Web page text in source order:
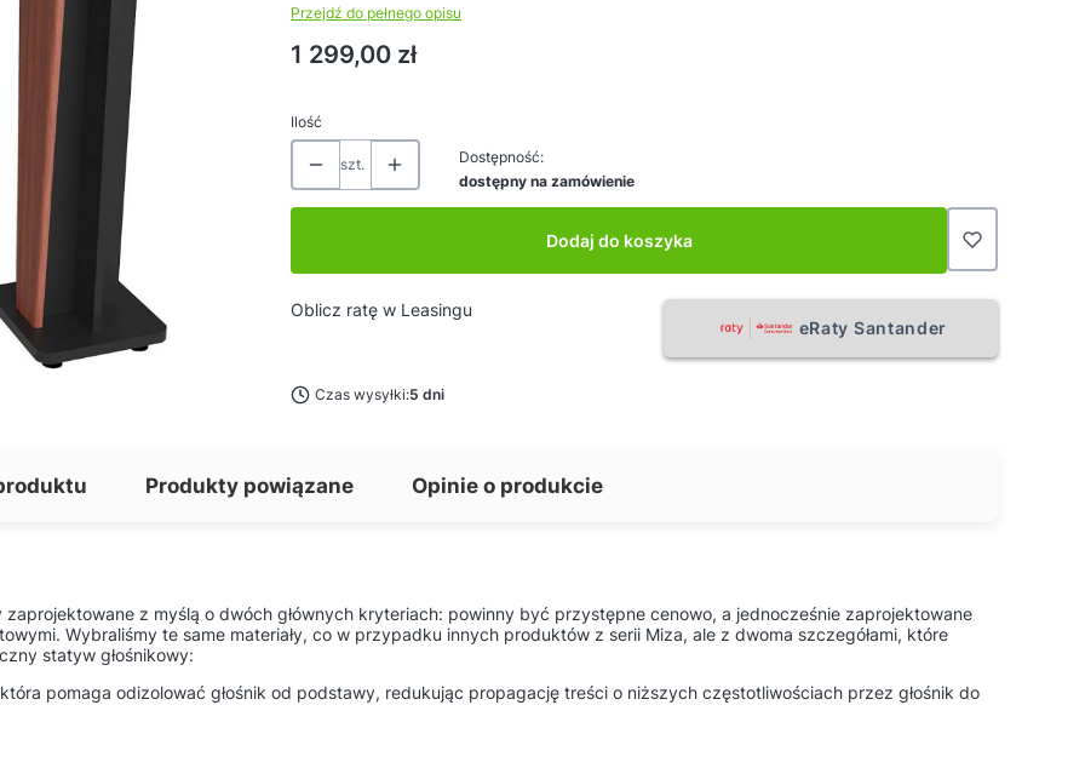
Przejdź do pełnego opisu
Cena
1 299,00 zł
Ilość
szt.
Dostępność:
dostępny na zamówienie
Dodaj do koszyka
Oblicz ratę w Leasingu
eRaty Santander
Czas wysyłki:5 dni
Produkty powiązane Opinie o produkcie
z myślą o dwóch głównych kryteriach: powinny być przystępne cenowo, a jednocześnie zaprojektowane
Wybraliśmy te same materiały, co w przypadku innych produktów z serii Miza, ale z dwoma szczegółami, które
statyw głośnikowy:
pomaga odizolować głośnik od podstawy, redukując propagację treści o niższych częstotliwościach przez głośnik do